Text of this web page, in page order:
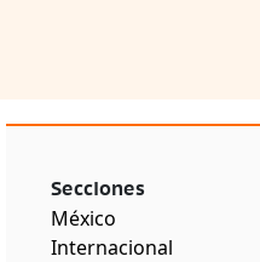
Secciones
México
Internacional